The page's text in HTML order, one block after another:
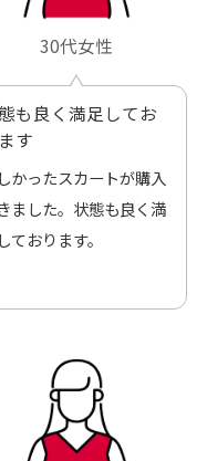
30代女性
も良く満足してお
す
かったスカートが購入
ました。状態も良く満
ております。